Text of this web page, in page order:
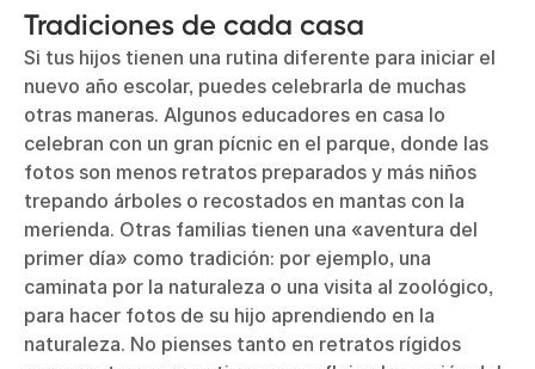
Tradiciones de cada casa
Si tus hijos tienen una rutina diferente para iniciar el
nuevo año escolar, puedes celebrarla de muchas
otras maneras. Algunos educadores en casa lo
celebran con un gran pícnic en el parque, donde las
fotos son menos retratos preparados y más niños
trepando árboles o recostados en mantas con la
merienda. Otras familias tienen una «aventura del
primer día» como tradición: por ejemplo, una
caminata por la naturaleza o una visita al zoológico,
para hacer fotos de su hijo aprendiendo en la
naturaleza. No pienses tanto en retratos rígidos